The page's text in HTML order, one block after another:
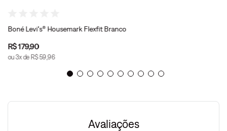
Boné Levi's® Housemark Flexfit Branco
R$179,90
ou3x de R$ 59,96
Avaliações